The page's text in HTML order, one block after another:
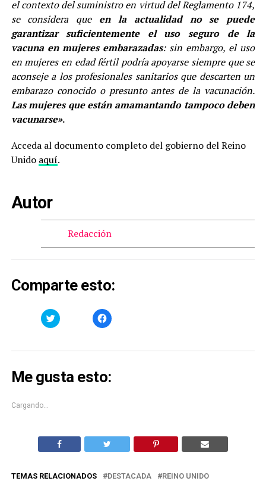
el contexto del suministro en virtud del Reglamento 174,
se considera que en la actualidad no se puede
garantizar suficientemente el uso seguro de la
vacuna en mujeres embarazadas: sin embargo, el uso
en mujeres en edad fértil podría apoyarse siempre que se
aconseje a los profesionales sanitarios que descarten un
embarazo conocido o presunto antes de la vacunación.
Las mujeres que están amamantando tampoco deben
vacunarse».
Acceda al documento completo del gobierno del Reino
Unido aquí.
Autor
Redacción
Comparte esto:
Haz
clic
Twitter
en
una
Haz
clic
Facebook
en
una
Me gusta esto:
Cargando...
TEMAS RELACIONADOS DESTACADA REINO UNIDO